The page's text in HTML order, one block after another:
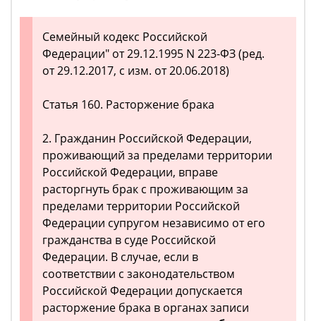
Семейный кодекс Российской
Федерации" от 29.12.1995 N 223-ФЗ (ред.
от 29.12.2017, с изм. от 20.06.2018)
Статья 160. Расторжение брака
2. Гражданин Российской Федерации,
проживающий за пределами территории
Российской Федерации, вправе
расторгнуть брак с проживающим за
пределами территории Российской
Федерации супругом независимо от его
гражданства в суде Российской
Федерации. В случае, если в
соответствии с законодательством
Российской Федерации допускается
расторжение брака в органах записи